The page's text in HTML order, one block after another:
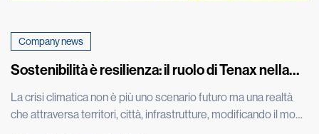
Company news
Sostenibilità è resilienza: il ruolo di Tenax nella
La crisi climatica non è più uno scenario futuro ma una realtà
che attraversa territori, città, infrastrutture, modificando il modo